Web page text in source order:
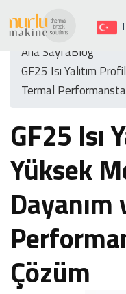
Ana SayfaBlog
GF25 Isı Yalıtım
Termal
GF25 Isı
Yüksek
Çözüm